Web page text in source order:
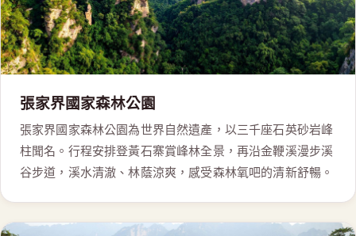
張家界國家森林公園
張家界國家森林公園為世界自然遺產，以三千座石英砂岩峰
柱聞名。行程安排登黃石寨賞峰林全景，再沿金鞭溪漫步溪
谷步道，溪水清澈、林蔭涼爽，感受森林氧吧的清新舒暢。